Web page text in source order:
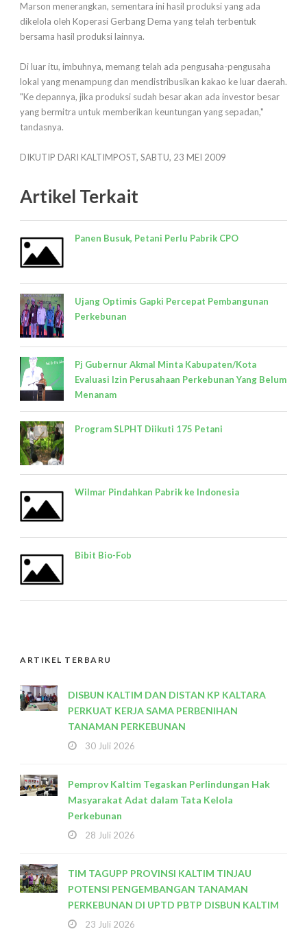
Marson menerangkan, sementara ini hasil produksi yang ada
dikelola oleh Koperasi Gerbang Dema yang telah terbentuk
bersama hasil produksi lainnya.
Di luar itu, imbuhnya, memang telah ada pengusaha-pengusaha
lokal yang menampung dan mendistribusikan kakao ke luar daerah.
"Ke depannya, jika produksi sudah besar akan ada investor besar
yang bermitra untuk memberikan keuntungan yang sepadan,"
tandasnya.
DIKUTIP DARI KALTIMPOST, SABTU, 23 MEI 2009
Artikel Terkait
Panen Busuk, Petani Perlu Pabrik CPO
Ujang Optimis Gapki Percepat Pembangunan
Perkebunan
Pj Gubernur Akmal Minta Kabupaten/Kota
Evaluasi Izin Perusahaan Perkebunan Yang Belum
Menanam
Program SLPHT Diikuti 175 Petani
Wilmar Pindahkan Pabrik ke Indonesia
Bibit Bio-Fob
ARTIKEL TERBARU
DISBUN KALTIM DAN DISTAN KP KALTARA
PERKUAT KERJA SAMA PERBENIHAN
TANAMAN PERKEBUNAN
30 Juli 2026
Pemprov Kaltim Tegaskan Perlindungan Hak
Masyarakat Adat dalam Tata Kelola
Perkebunan
28 Juli 2026
TIM TAGUPP PROVINSI KALTIM TINJAU
POTENSI PENGEMBANGAN TANAMAN
PERKEBUNAN DI UPTD PBTP DISBUN KALTIM
23 Juli 2026